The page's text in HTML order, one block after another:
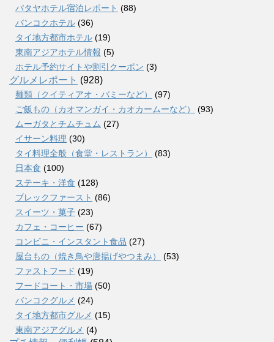
パタヤホテル宿泊レポート (88)
バンコクホテル (36)
タイ地方都市ホテル (19)
東南アジアホテル情報 (5)
ホテル予約サイトや割引クーポン (3)
グルメレポート (928)
麺類（クイティアオ・バミーなど）
(97)
ご飯もの（カオマンガイ・カオカームーなど）
(93)
ムーガタとチムチュム (27)
イサーン料理 (30)
タイ料理全般（食堂・レストラン）
(83)
日本食 (100)
ステーキ・洋食 (128)
ブレックファースト (86)
スイーツ・菓子 (23)
カフェ・コーヒー (67)
コンビニ・インスタント食品 (27)
屋台もの（焼き鳥や唐揚げやつまみ）
(53)
ファストフード (19)
フードコート・市場 (50)
バンコクグルメ (24)
タイ地方都市グルメ (15)
東南アジアグルメ (4)